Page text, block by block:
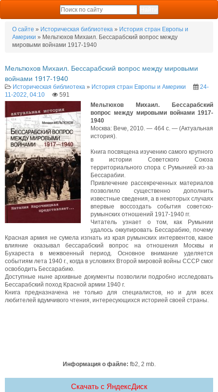
О сайте » Историческая библиотека » История стран Европы и
Америки » Мельтюхов Михаил. Бессарабский вопрос между
мировыми войнами 1917-1940
Мельтюхов Михаил. Бессарабский вопрос между мировыми
войнами 1917-1940
Историческая библиотека » История стран Европы и Америки
24-
11-2022, 04:10
591
Мельтюхов Михаил. Бессарабский
вопрос между мировыми войнами 1917-
1940
Москва: Вече, 2010. — 464 с. — (Актуальная
история).
Книга посвящена изучению самого крупного
в истории Советского Союза
территориального спора с Румынией из-за
Бессарабии.
Привлечение рассекреченных материалов
позволило существенно дополнить
известные сведения, а в некоторых случаях
впервые воссоздать события советско-
румынских отношений 1917-1940 гг.
Читатель узнает о том, как Румынии
удалось оккупировать Бессарабию, почему
Красная армия не сумела изгнать из края румынских интервентов, какое
влияние оказывал бессарабский вопрос на отношения Москвы и
Бухареста в межвоенный период. Основное внимание уделяется
событиям лета 1940 г., когда в условиях Второй мировой войны СССР смог
освободить Бессарабию.
Доступные ныне архивные документы позволили подробно исследовать
Бессарабский поход Красной армии 1940 г.
Книга предназначена не только для специалистов, но и для всех
любителей вдумчивого чтения, интересующихся историей своей страны.
Информация о файле: fb2, 2 mb.
Скачать c ЯндексДиск